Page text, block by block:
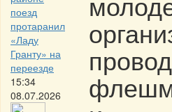
поезд
протаранил
«Ладу
Гранту» на
переезде
15:34
08.07.2026